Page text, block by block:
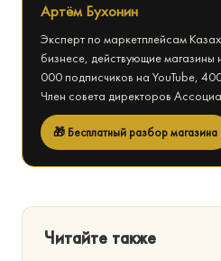
Артём Бухонин
Эксперт по маркетплейсам
бизнесе, действующие
000 подписчиков на YouTube,
Член совета директоров
🎁 Бесплатный разбор магазина
Читайте также